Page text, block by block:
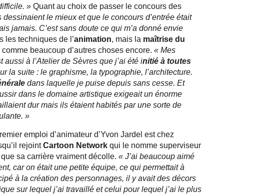
»Quant au choix de passer le concours des
dessinaient le mieux et que le concours d’entrée était
jamais. C’est sans doute ce qui m’a donné envie
les techniques de l’animation, mais la maîtrise du
comme beaucoup d’autres choses encore. « Mes
à l’Atelier de Sèvres que j’ai été initié à toutes
la suite : le graphisme, la typographie, l’architecture.
dans laquelle je puise depuis sans cesse. Et
dans le domaine artistique exigeait un énorme
dur mais ils étaient habités par une sorte de
»
emploi d’animateur d’Yvon Jardel est chez
rejointCartoon Networkqui le nomme superviseur
sa carrière vraiment décolle. « J’ai beaucoup aimé
car on était une petite équipe, ce qui permettait à
à la création des personnages, il y avait des décors
sur lequel j’ai travaillé et celui pour lequel j’ai le plus